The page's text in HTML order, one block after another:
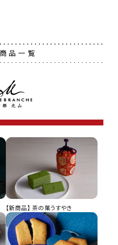
品一覧
【新商品】 茶の菓うすやき